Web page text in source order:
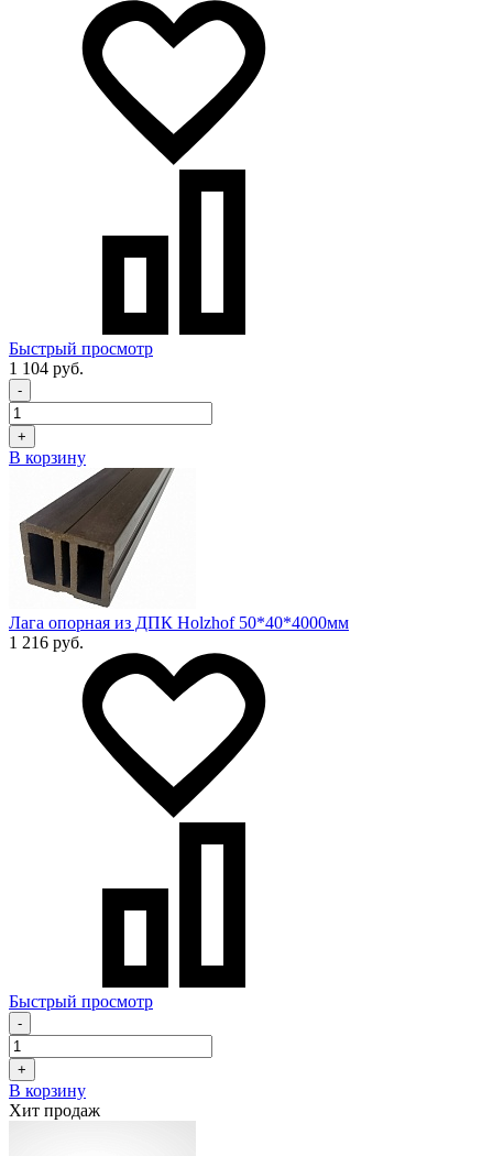
Быстрый просмотр
1 104 руб.
-
+
В корзину
Лага опорная из ДПК Holzhof 50*40*4000мм
1 216 руб.
Быстрый просмотр
-
+
В корзину
Хит продаж